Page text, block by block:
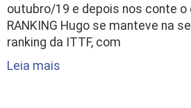
outubro/19 e depois nos conte o
RANKING Hugo se manteve na
ranking da ITTF, com
Leia mais